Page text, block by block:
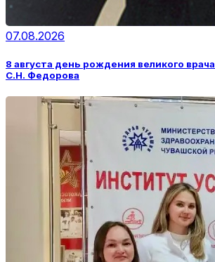
07.08.2026
8 августа день рождения великого
С.Н. Федорова